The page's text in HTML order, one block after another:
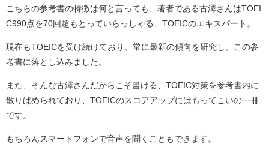
こちらの参考書の特徴は何と言っても、著者である古澤さんはTOEI
C990点を70回超もとっていらっしゃる、TOEICのエキスパート。
現在もTOEICを受け続けており、常に最新の傾向を研究し、この参
考書に落とし込みました。
また、そんな古澤さんだからこそ書ける、TOEIC対策を参考書内に
散りばめられており、TOEICのスコアアップにはもってこいの一冊
です。
もちろんスマートフォンで音声を聞くこともできます。